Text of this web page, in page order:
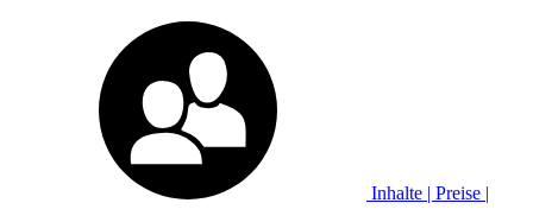
Inhalte | Preise |